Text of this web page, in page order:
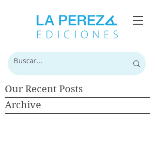
Our Recent Posts
Archive